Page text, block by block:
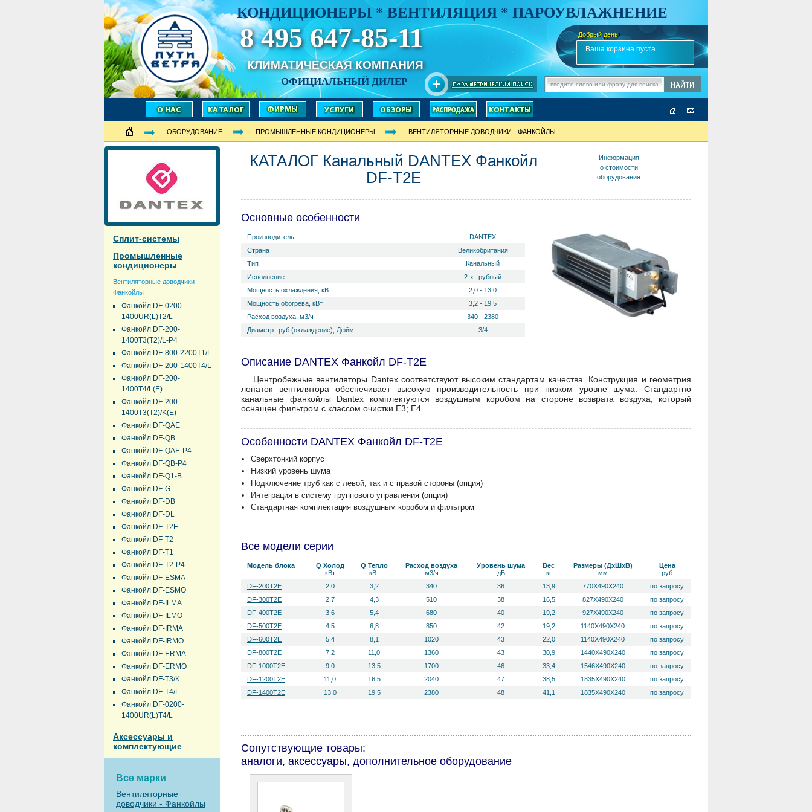
КОНДИЦИОНЕРЫ * ВЕНТИЛЯЦИЯ * ПАРОУВЛАЖНЕНИЕ
8 495 647-85-11
КЛИМАТИЧЕСКАЯ КОМПАНИЯ
ОФИЦИАЛЬНЫЙ ДИЛЕР
Добрый день!
✎Ваша корзина пуста.
ОБОРУДОВАНИЕ ПРОМЫШЛЕННЫЕ КОНДИЦИОНЕРЫ ВЕНТИЛЯТОРНЫЕ ДОВОДЧИКИ - ФАНКОЙЛЫ
Сплит-системы
Промышленные
кондиционеры
Вентиляторные доводчики -
Фанкойлы
Фанкойл DF-0200-
1400UR(L)T2/L
Фанкойл DF-200-
1400T3(T2)/L-P4
Фанкойл DF-800-2200T1/L
Фанкойл DF-200-1400T4/L
Фанкойл DF-200-
1400T4/L(E)
Фанкойл DF-200-
1400T3(T2)/K(E)
Фанкойл DF-QAE
Фанкойл DF-QB
Фанкойл DF-QAE-P4
Фанкойл DF-QB-P4
Фанкойл DF-Q1-B
Фанкойл DF-G
Фанкойл DF-DB
Фанкойл DF-DL
Фанкойл DF-T2E
Фанкойл DF-T2
Фанкойл DF-T1
Фанкойл DF-T2-P4
Фанкойл DF-ESMA
Фанкойл DF-ESMO
Фанкойл DF-ILMA
Фанкойл DF-ILMO
Фанкойл DF-IRMA
Фанкойл DF-IRMO
Фанкойл DF-ERMA
Фанкойл DF-ERMO
Фанкойл DF-T3/K
Фанкойл DF-T4/L
Фанкойл DF-0200-
1400UR(L)T4/L
Аксессуары и
комплектующие
Все марки
Вентиляторные
доводчики - Фанкойлы
КАТАЛОГ Канальный DANTEX Фанкойл
DF-T2E
Информация
о стоимости
оборудования
Основные особенности
Производитель
DANTEX
Страна
Великобритания
Тип
Канальный
Исполнение
2-х трубный
Мощность охлаждения, кВт
2,0 - 13,0
Мощность обогрева, кВт
3,2 - 19,5
Расход воздуха, м3/ч
340 - 2380
Диаметр труб (охлаждение), Дюйм
3/4
Описание DANTEX Фанкойл DF-T2E
Центробежные вентиляторы Dantex соответствуют высоким стандартам качества. Конструкция и геометрия
лопаток вентилятора обеспечивает высокую производительность при низком уровне шума. Стандартно
канальные фанкойлы Dantex комплектуются воздушным коробом на стороне возврата воздуха, который
оснащен фильтром с классом очистки E3; E4.
Особенности DANTEX Фанкойл DF-T2E
Сверхтонкий корпус
Низкий уровень шума
Подключение труб как с левой, так и с правой стороны (опция)
Интеграция в систему группового управления (опция)
Стандартная комплектация воздушным коробом и фильтром
Все модели серии
Модель блока
Q Холод
кВт
Q Тепло
кВт
Расход воздуха
м3/ч
Уровень ш­ума
дБ
Вес
кг
Размеры (ДхШхВ)
мм
Цена
руб
DF-200T2E
2,0 3,2 340 36 13,9 770X490X240
по запросу
DF-300T2E
2,7 4,3 510 38 16,5 827X490X240
по запросу
DF-400T2E
3,6 5,4 680 40 19,2 927X490X240
по запросу
DF-500T2E
4,5 6,8 850 42 19,2 1140X490X240
по запросу
DF-600T2E
5,4 8,1 1020 43 22,0 1140X490X240
по запросу
DF-800T2E
7,2 11,0 1360 43 30,9 1440X490X240
по запросу
DF-1000T2E
9,0 13,5 1700 46 33,4 1546X490X240
по запросу
DF-1200T2E
11,0 16,5 2040 47 38,5 1835X490X240
по запросу
DF-1400T2E
13,0 19,5 2380 48 41,1 1835X490X240 по запросу
Сопутствующие товары:
аналоги, аксессуары, дополнительное оборудование